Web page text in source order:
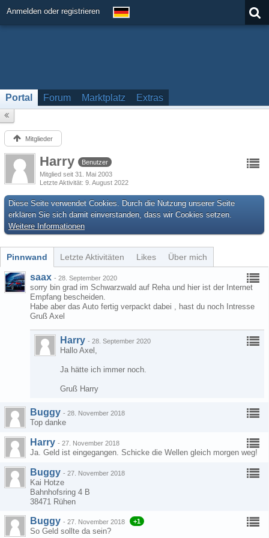
Anmelden oder registrieren
Portal Forum Marktplatz Extras
Mitglieder
Harry
Benutzer
Mitglied seit 31. Mai 2003
Letzte Aktivität 9. August 2022
Diese Seite verwendet Cookies. Durch die Nutzung unserer Seite
erklären Sie sich damit einverstanden, dass wir Cookies setzen.
Weitere Informationen
Pinnwand Letzte Aktivitäten Likes Über mich
saax - 28. September 2020
sorry bin grad im Schwarzwald auf Reha und hier ist der Internet
Empfang bescheiden.
Habe aber das Auto fertig verpackt dabei , hast du noch Intresse
Gruß Axel
Harry - 28. September 2020
Hallo Axel,
Ja hätte ich immer noch.
Gruß Harry
Buggy - 28. November 2018
Top danke
Harry - 27. November 2018
Ja. Geld ist eingegangen. Schicke die Wellen gleich morgen weg!
Buggy - 27. November 2018
Kai Hotze
Bahnhofsring 4 B
38471 Rühen
Buggy - 27. November 2018 +1
So Geld sollte da sein?